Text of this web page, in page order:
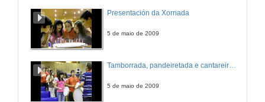
Presentación da Xornada
5 de maio de 2009
Tamborrada, pandeiretada e cantareiras de alumnos do CEIP Infante Felipe
5 de maio de 2009